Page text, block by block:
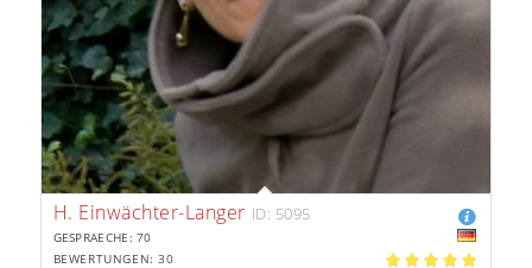
H. Einwächter-Langer ID: 5095
GESPRAECHE: 70
BEWERTUNGEN: 30